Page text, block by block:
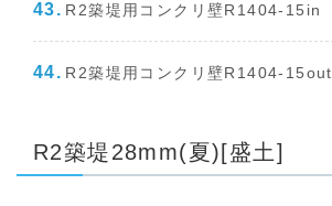
R2築堤用コンクリ壁R1404-15in
R2築堤用コンクリ壁R1404-15out
R2築堤28mm(夏)[盛土]